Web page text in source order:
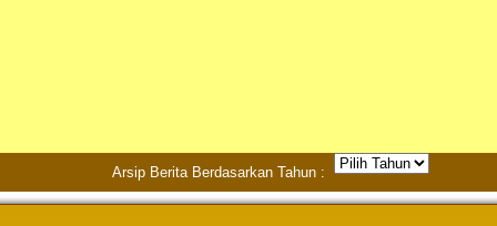
Arsip Berita Berdasarkan Tahun :